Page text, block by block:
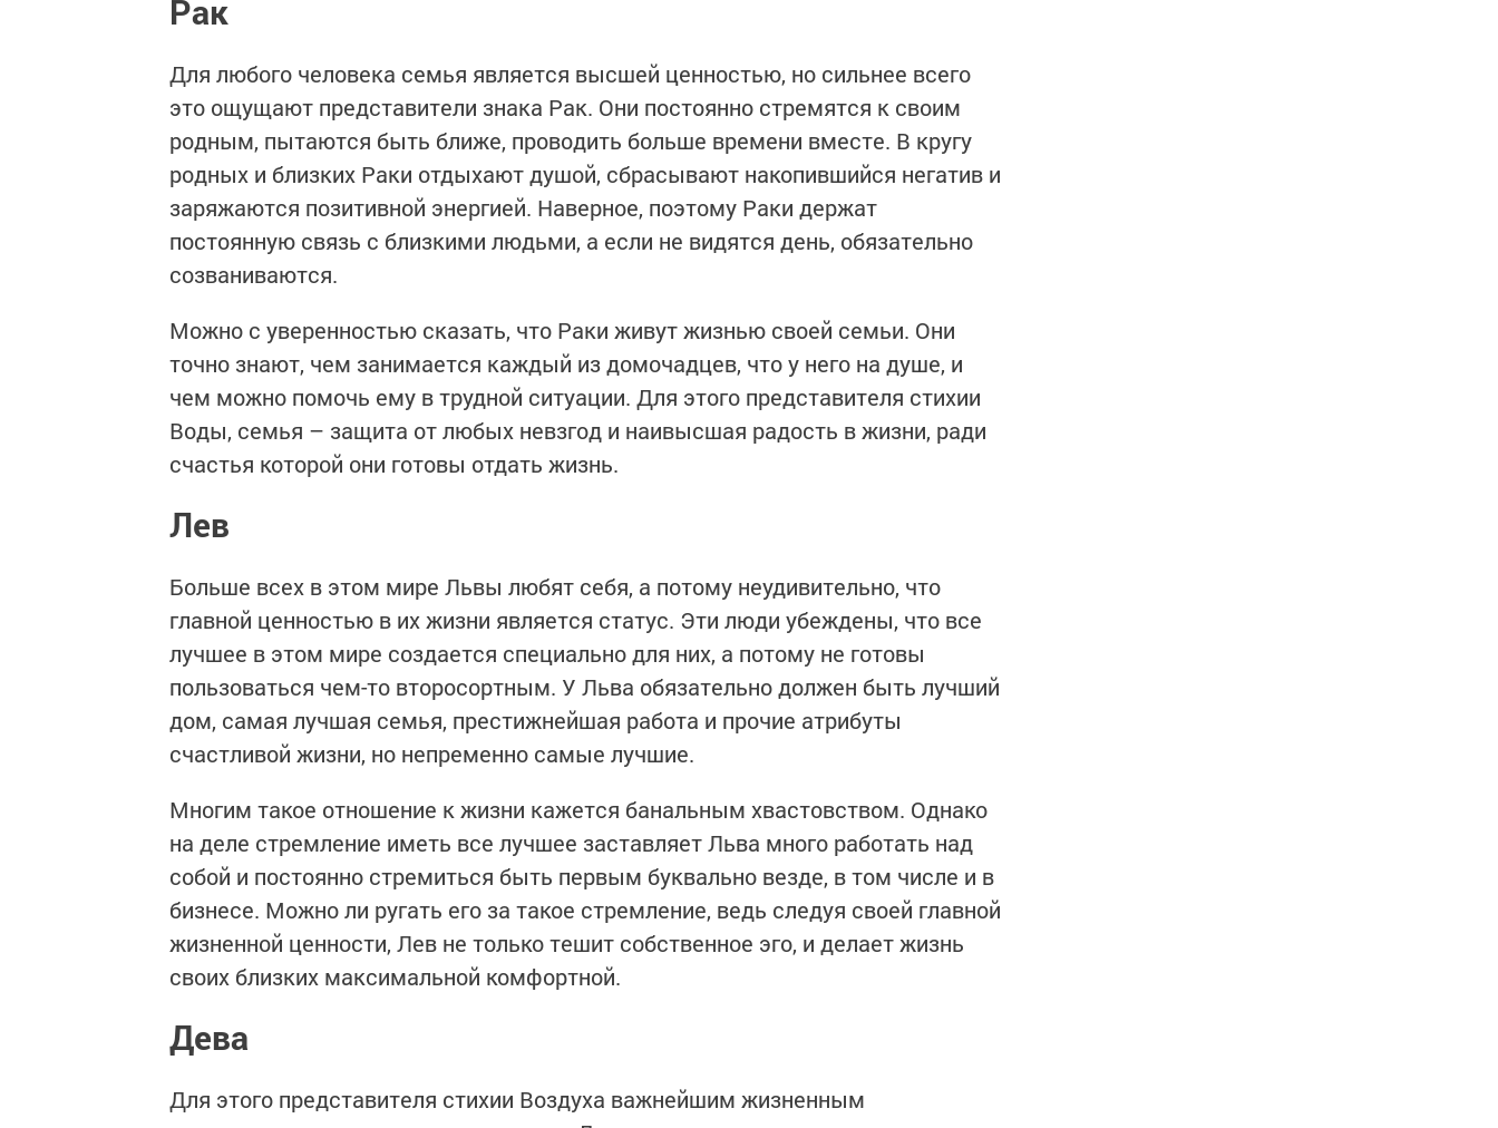
Рак
Для любого человека семья является высшей ценностью, но сильнее всего
это ощущают представители знака Рак. Они постоянно стремятся к своим
родным, пытаются быть ближе, проводить больше времени вместе. В кругу
родных и близких Раки отдыхают душой, сбрасывают накопившийся негатив и
заряжаются позитивной энергией. Наверное, поэтому Раки держат
постоянную связь с близкими людьми, а если не видятся день, обязательно
созваниваются.
Можно с уверенностью сказать, что Раки живут жизнью своей семьи. Они
точно знают, чем занимается каждый из домочадцев, что у него на душе, и
чем можно помочь ему в трудной ситуации. Для этого представителя стихии
Воды, семья – защита от любых невзгод и наивысшая радость в жизни, ради
счастья которой они готовы отдать жизнь.
Лев
Больше всех в этом мире Львы любят себя, а потому неудивительно, что
главной ценностью в их жизни является статус. Эти люди убеждены, что все
лучшее в этом мире создается специально для них, а потому не готовы
пользоваться чем-то второсортным. У Льва обязательно должен быть лучший
дом, самая лучшая семья, престижнейшая работа и прочие атрибуты
счастливой жизни, но непременно самые лучшие.
Многим такое отношение к жизни кажется банальным хвастовством. Однако
на деле стремление иметь все лучшее заставляет Льва много работать над
собой и постоянно стремиться быть первым буквально везде, в том числе и в
бизнесе. Можно ли ругать его за такое стремление, ведь следуя своей главной
жизненной ценности, Лев не только тешит собственное эго, и делает жизнь
своих близких максимальной комфортной.
Дева
Для этого представителя стихии Воздуха важнейшим жизненным